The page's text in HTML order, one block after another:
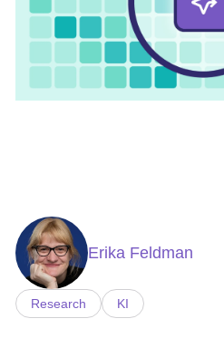
Erika Feldman
Research KI